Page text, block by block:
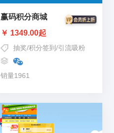
赢码积分商城
￥ 1349.00起
抽奖/积分签到 /引流吸粉
销量1961